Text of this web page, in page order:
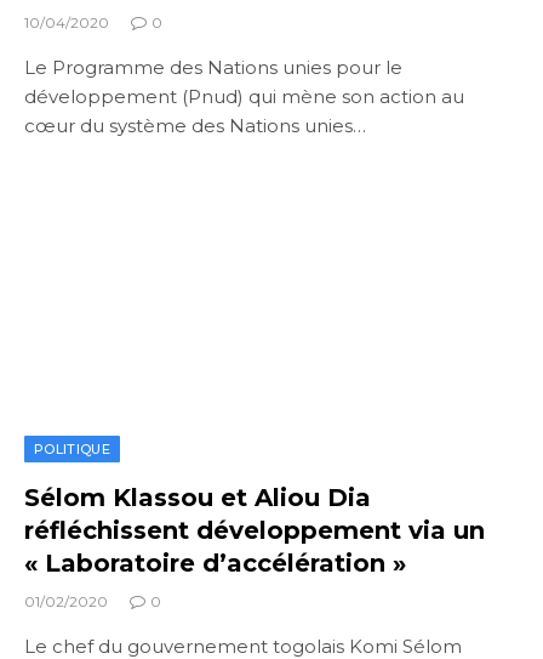
10/04/2020 0
Le Programme des Nations unies pour le
développement (Pnud) qui mène son action au
cœur du système des Nations unies…
POLITIQUE
Sélom Klassou et Aliou Dia
réfléchissent développement via un
« Laboratoire d’accélération »
01/02/2020 0
Le chef du gouvernement togolais Komi Sélom